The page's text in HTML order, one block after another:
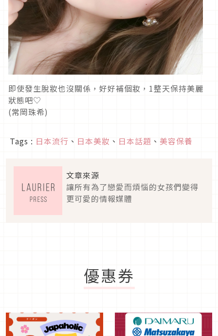
即使發生脫妝也沒關係，好好補個妝，1整天保持美麗
狀態吧♡
(常岡珠希)
Tags : 日本流行 、 日本美妝 、 日本話題 、 美容保養
文章來源
讓所有為了戀愛而煩惱的女孩們變得
更可愛的情報媒體
優惠券